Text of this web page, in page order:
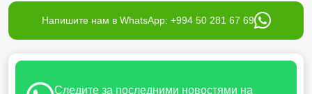
Напишите нам в WhatsApp: +994 50 281 67 69
Следите за последними новостями на